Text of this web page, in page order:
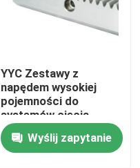
YYC Zestawy z
napędem wysokiej
pojemności do
systemów cięcia
laserowego CNC
Wyślij zapytanie